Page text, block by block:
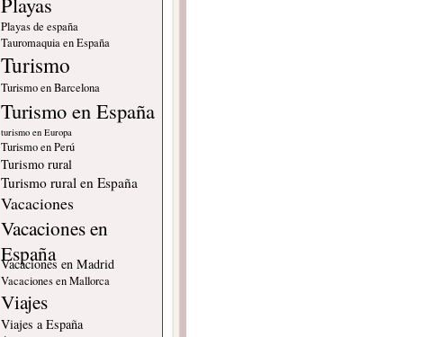
Playas de españa
Tauromaquia en España
Turismo
Turismo en Barcelona
Turismo en España
turismo en Europa
Turismo en Perú
Turismo rural
Turismo rural en España
Vacaciones
Vacaciones en
España
Vacaciones en Madrid
Vacaciones en Mallorca
Viajes
Viajes a España